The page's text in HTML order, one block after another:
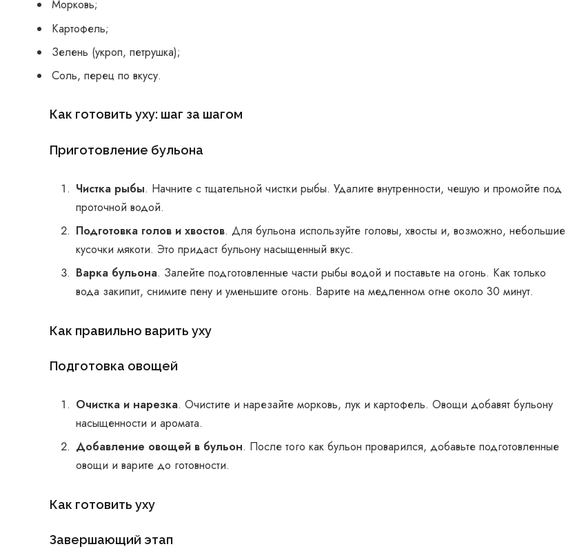
Морковь;
Картофель;
Зелень (укроп, петрушка);
Соль, перец по вкусу.
Как готовить уху: шаг за шагом
Приготовление бульона
Чистка рыбы. Начните с тщательной чистки рыбы. Удалите внутренности, чешую и промойте под
проточной водой.
Подготовка голов и хвостов. Для бульона используйте головы, хвосты и, возможно, небольшие
кусочки мякоти. Это придаст бульону насыщенный вкус.
Варка бульона. Залейте подготовленные части рыбы водой и поставьте на огонь. Как только
вода закипит, снимите пену и уменьшите огонь. Варите на медленном огне около 30 минут.
Как правильно варить уху
Подготовка овощей
Очистка и нарезка. Очистите и нарезайте морковь, лук и картофель. Овощи добавят бульону
насыщенности и аромата.
Добавление овощей в бульон. После того как бульон проварился, добавьте подготовленные
овощи и варите до готовности.
Как готовить уху
Завершающий этап